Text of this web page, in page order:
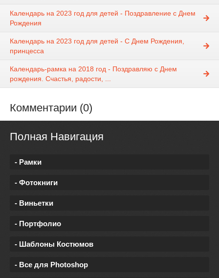
Календарь на 2023 год для детей - Поздравление с Днем
Рождения
Календарь на 2023 год для детей - С Днем Рождения,
принцесса
Календарь-рамка на 2018 год - Поздравляю с Днем
рождения. Счастья, радости, ...
Комментарии (0)
Полная Навигация
- Рамки
- Фотокниги
- Виньетки
- Портфолио
- Шаблоны Костюмов
- Все для Photoshop